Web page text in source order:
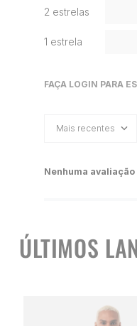
2 estrelas
1 estrela
FAÇA LOGIN PARA
Mais recentes
Nenhuma avaliação
ÚLTIMOS